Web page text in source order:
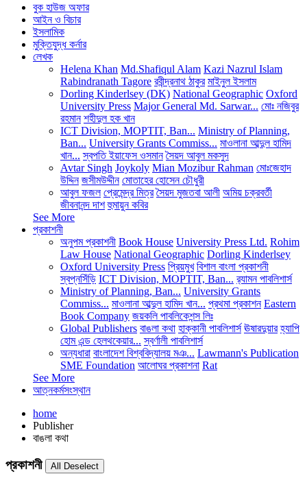
বুক হাউজ অফার
আইন ও বিচার
ইসলামিক
মুক্তিযুদ্ধ কর্নার
লেখক
Helena Khan Md.Shafiqul Alam Kazi Nazrul Islam
Rabindranath Tagore রবীন্দ্রনাথ ঠাকুর মাইনুল ইসলাম
Dorling Kinderlsey (DK) National Geographic Oxford
University Press Major General Md. Sarwar... মোঃ নজিবুর
রহমান শহীদুল হক খান
ICT Division, MOPTIT, Ban... Ministry of Planning,
Ban... University Grants Commiss... মাওলানা আব্দুল হামিদ
খান... স্বপতি ইয়াফেস ওসমান সৈয়দ আবুল মকসুদ
Avtar Singh Joykoly Mian Mozibur Rahman মোঃজেহাদ
উদ্দিন জসীমউদ্দীন মোতাহের হোসেন চৌধুরী
আবুল ফজল প্রেমেন্দ্র মিত্র সৈয়দ মুজতবা আলী অমিয় চক্রবর্তী
জীবনানন্দ দাশ হুমায়ুন কবির
See More
প্রকাশনী
অনুপম প্রকাশনী Book House University Press Ltd. Rohim
Law House National Geographic Dorling Kinderlsey
Oxford University Press প্রিয়মুখ বিশাল বাংলা প্রকাশনী
স্বপ্নসিঁড়ি ICT Division, MOPTIT, Ban... র‍্যামন পাবলিশার্স
Ministry of Planning, Ban... University Grants
Commiss... মাওলানা আব্দুল হামিদ খান... প্রথমা প্রকাশন Eastern
Book Company জয়কলি পাবলিকেশন্স লিঃ
Global Publishers বাঙলা কথা হাক্কানী পাবলিশার্স ঊষারদুয়ার হ্যাপি
হোম এন্ড হেলথকেয়ার... স্বর্ণালী পাবলিশার্স
অন্যধারা বাংলাদেশ বিশ্ববিদ্যালয় মঞ... Lawmann's Publication
SME Foundation আলোঘর প্রকাশনা Rat
See More
আত্নকর্মসংস্থান
home
Publisher
বাঙলা কথা
প্রকাশনী